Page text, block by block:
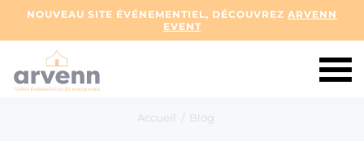
NOUVEAU SITE ÉVÉNEMENTIEL, DÉCOUVREZ ARVENN
EVENT
Accueil / Blog